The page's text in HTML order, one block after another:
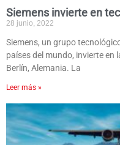
Siemens invierte en
28 junio, 2022
Siemens, un grupo
países del mundo, invierte en
Berlín, Alemania. La
Leer más »